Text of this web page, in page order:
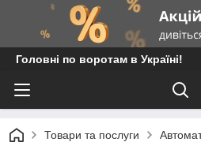
Головні по воротам в Україні!
Товари та послуги